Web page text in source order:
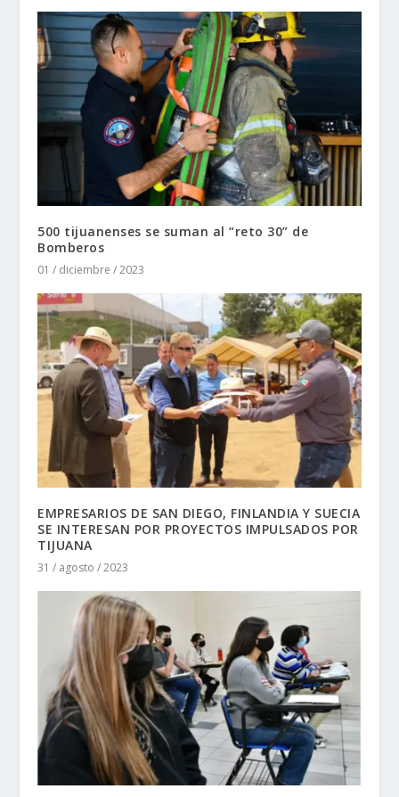
500 tijuanenses se suman al “reto 30” de
Bomberos
01 / diciembre / 2023
EMPRESARIOS DE SAN DIEGO, FINLANDIA Y SUECIA
SE INTERESAN POR PROYECTOS IMPULSADOS POR
TIJUANA
31 / agosto / 2023